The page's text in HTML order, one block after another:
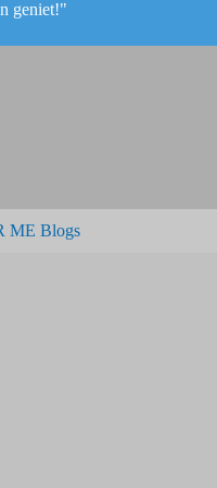
geniet!"
ME Blogs